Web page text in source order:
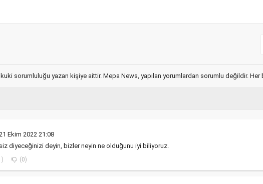
sorumluluğu yazan kişiye aittir. Mepa News, yapılan yorumlardan sorumlu değildir. Her
Ekim 2022 21:08
diyeceğinizi deyin, bizler neyin ne olduğunu iyi biliyoruz.
(0)